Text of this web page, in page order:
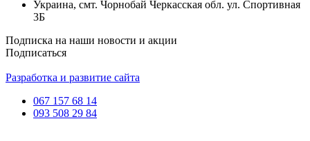
Украина, смт. Чорнобай Черкасская обл. ул. Спортивная
3Б
Подписка на наши новости и акции
Подписаться
Разработка и развитие сайта
067 157 68 14
093 508 29 84